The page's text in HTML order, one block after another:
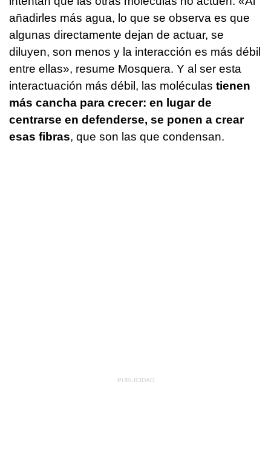
añadirles más agua, lo que se observa es que
algunas directamente dejan de actuar, se
diluyen, son menos y la interacción es más débil
entre ellas», resume Mosquera. Y al ser esta
interactuación más débil, las moléculas tienen
más cancha para crecer: en lugar de
centrarse en defenderse, se ponen a crear
esas fibras, que son las que condensan.